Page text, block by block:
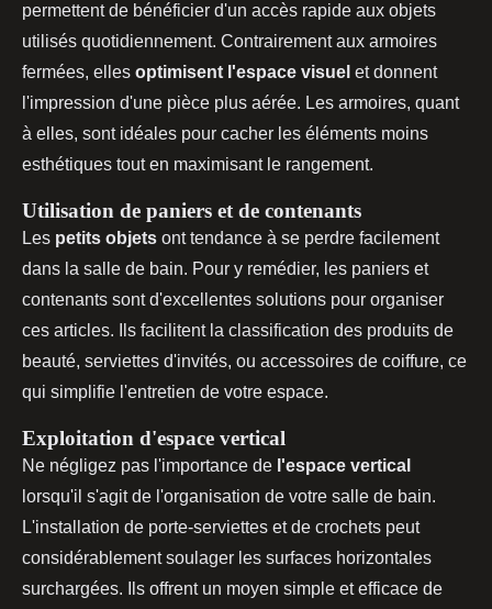
permettent de bénéficier d'un accès rapide aux objets
utilisés quotidiennement. Contrairement aux armoires
fermées, elles optimisent l'espace visuel et donnent
l'impression d'une pièce plus aérée. Les armoires, quant
à elles, sont idéales pour cacher les éléments moins
esthétiques tout en maximisant le rangement.
Utilisation de paniers et de contenants
Les petits objets ont tendance à se perdre facilement
dans la salle de bain. Pour y remédier, les paniers et
contenants sont d'excellentes solutions pour organiser
ces articles. Ils facilitent la classification des produits de
beauté, serviettes d'invités, ou accessoires de coiffure, ce
qui simplifie l'entretien de votre espace.
Exploitation d'espace vertical
Ne négligez pas l'importance de l'espace vertical
lorsqu'il s'agit de l'organisation de votre salle de bain.
L'installation de porte-serviettes et de crochets peut
considérablement soulager les surfaces horizontales
surchargées. Ils offrent un moyen simple et efficace de